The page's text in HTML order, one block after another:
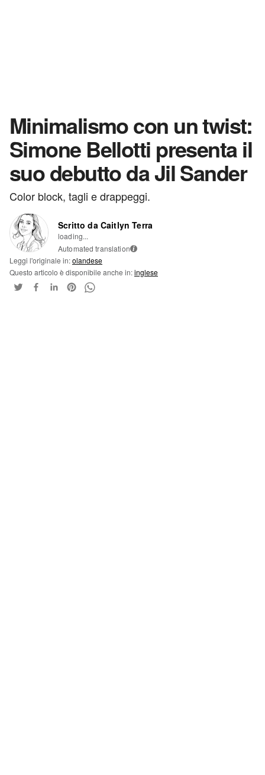
Minimalismo con un twist:
Simone Bellotti presenta il
suo debutto da Jil Sander
Color block, tagli e drappeggi.
Scritto da Caitlyn Terra
loading...
Automated translation i
Leggi l'originale in:olandese
Questo articolo è disponibile anche in:inglese